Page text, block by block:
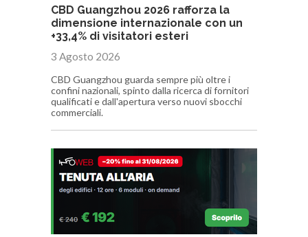
CBD Guangzhou 2026 rafforza la
dimensione internazionale con un
+33,4% di visitatori esteri
3 Agosto 2026
CBD Guangzhou guarda sempre più oltre i
confini nazionali, spinto dalla ricerca di fornitori
qualificati e dall'apertura verso nuovi sbocchi
commerciali.